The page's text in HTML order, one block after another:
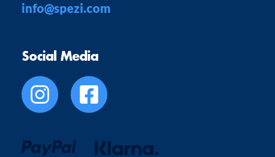
info@spezi.com
Social Media